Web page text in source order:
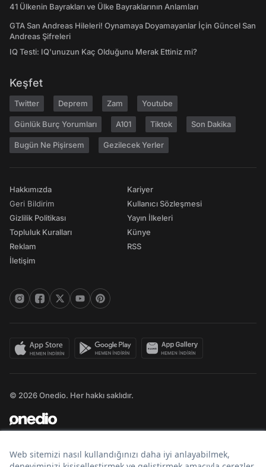
41 Ülkenin Bayrakları ve Ülke Bayraklarının Anlamları
GTA San Andreas Hileleri! Oynamaya Doyamayanlar İçin Güncel San
Andreas Şifreleri
IQ Testi: IQ'unuzun Kaç Olduğunu Merak Ettiniz mi?
Keşfet
Twitter Deprem Zam Youtube
Günlük Burç Yorumları A101 Tiktok Son Dakika
Bugün Ne Pişirsem Gezilecek Yerler
Hakkımızda
Geri Bildirim
Gizlilik Politikası
Topluluk Kuralları
Reklam
İletişim
Kariyer
Kullanıcı Sözleşmesi
Yayın İlkeleri
Künye
RSS
© 2026 Onedio. Her hakkı saklıdır.
Bir markasıdır.